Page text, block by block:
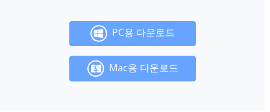
PC용 다운로드
Mac용 다운로드